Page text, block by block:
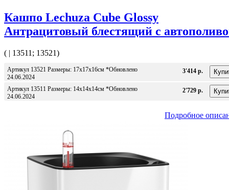
Кашпо Lechuza Cube Glossy
Антрацитовый блестящий с
( | 13511; 13521)
Артикул 13521 Размеры: 17x17x16см *Обновлено
24.06.2024
3'414 р.
Артикул 13511 Размеры: 14x14x14см *Обновлено
24.06.2024
2'729 р.
Подробное